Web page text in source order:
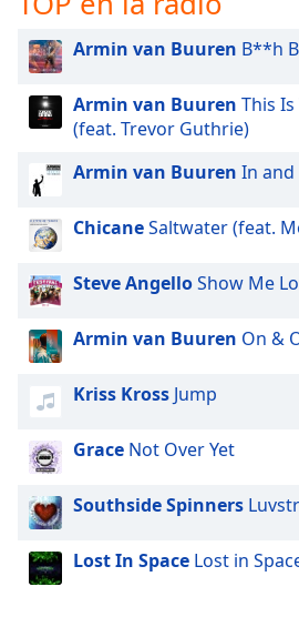
Font
Family
Reset
Close
Modal
Dialog
End
window.
Armin van Buuren B**h
Armin van Buuren This
(feat. Trevor Guthrie)
Armin van Buuren In and
ChicaneSaltwater (feat.
Steve AngelloShow Me
Armin van Buuren On &
Kriss Kross Jump
Grace Not Over Yet
Southside Spinners
Lost In Space Lost in